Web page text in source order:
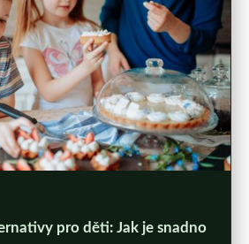
pro děti: Jak je snadno